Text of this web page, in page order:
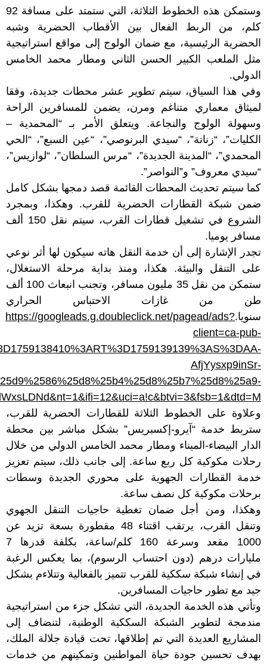
وستمكن هذه الخطوط الثلاثة، التي ستمتد على مسافة 92
كلم، من الربط الفعال بين الأقطاب الحضرية وشبه
الحضرية الرئيسية، مع ضمان الولوج إلى مواقع استراتيجية
مثل الملعب الكبير الحسن الثاني ومطار محمد الخامس
الدولي.
وفي هذا السياق، سيتم تطوير عشر محطات جديدة، وفقا
لميثاق معماري متناغم ومرن، يضمن للمسافرين الراحة
وسهولة الولوج والنجاعة. ويتعلق الأمر بـ “المحمدية –
الكليات”، “زناتة”، “سيدي البرنوصي”، “عين السبع”، “الحي
المحمدي”، “المدينة الجديدة”، “مرس السلطان”، “لوازيس”،
“سيدي معروف” و”النواصر”.
كما سيتم تحديث المحطات القائمة قصد دمجها بشكل كامل
ضمن شبكة القطارات الحضرية للقرب. وهكذا، وبمجرد
الشروع في تشغيل قطارات القرب، سيتم نقل 150 ألف
مسافر يوميا.
تجدر الإشارة إلى أن خدمة النقل هاته سيكون لها أثر نوعي
على التنقل والبيئة. هكذا، ومنذ بداية مرحلة الاستغلال،
ستمكن من نقل 35 مليون مسافر، وتجنب انبعاث 100 ألف
طن من غازات الاحتباس الحراري
سنويا.https://googleads.g.doubleclick.net/pagead/ads?
client=ca-pub-
AfjYysxp9inSr-
وعلاوة على الخطوط الثلاثة للقطارات الحضرية للقرب،
ستربط خدمة “آيرو-إكسبريس” بشكل مباشر بين محطة
الدار البيضاء-الميناء ومطار محمد الخامس الدولي من خلال
رحلات مكوكية كل ربع ساعة. إلى جانب ذلك، سيتم تعزيز
خدمة القطارات الجهوية على محوري الجديدة وسطات
برحلات مكوكية كل نصف ساعة.
وهكذا، ومن أجل ضمان تغطية حاجيات التنقل الجهوي
وتنقل القرب، يرتقب اقتناء 48 مقطورة بسعة تزيد عن
1000 مقعد وسرعة 160 كلم/ساعة، بكلفة قدرها 7
مليارات درهم (دون احتساب الرسوم)، بما يعكس الرغبة
في إنشاء شبكة سككية للقرب تتميز بالفعالية وتتلاءم بشكل
جيد مع تطور حاجيات المسافرين.
وتأتي هذه الخدمة الجديدة، التي تشكل جزء من استراتيجية
مندمجة لتطوير الشبكة السككية الوطنية، لتنضاف إلى
المشاريع العديدة التي تم إطلاقها، تحت قيادة جلالة الملك،
بهدف تحسين جودة حياة المواطنين وتمكينهم من خدمات